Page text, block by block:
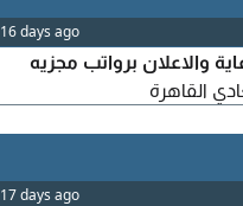
16 days ago
والاعلان برواتب مجزيه
القاهرة
17 days ago